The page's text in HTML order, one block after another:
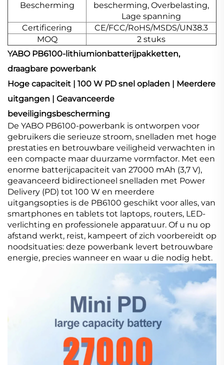
Bescherming
bescherming, Overbelasting,
Lage spanning
Certificering
CE/FCC/RoHS/MSDS/UN38.3
MOQ
2 stuks
YABO PB6100-lithiumionbatterijpakketten,
draagbare powerbank
Hoge capaciteit | 100 W PD snel opladen | Meerdere
uitgangen | Geavanceerde
beveiligingsbescherming
De YABO PB6100-powerbank is ontworpen voor
gebruikers die serieuze stroom, snelladen met hoge
prestaties en betrouwbare veiligheid verwachten in
een compacte maar duurzame vormfactor. Met een
enorme batterijcapaciteit van 27000 mAh (3,7 V),
geavanceerd bidirectioneel snelladen met Power
Delivery (PD) tot 100 W en meerdere
uitgangsopties is de PB6100 geschikt voor alles, van
smartphones en tablets tot laptops, routers, LED-
verlichting en professionele apparatuur. Of u nu op
afstand werkt, reist, kampeert of zich voorbereidt op
noodsituaties: deze powerbank levert betrouwbare
energie, precies wanneer en waar u die nodig hebt.